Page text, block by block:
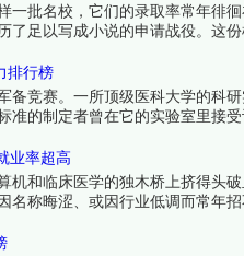
一批名校，它们的录取率常年徘
了足以写成小说的申请战役。这
安的世界名校。进入这些学府，
排行榜
备竞赛。一所顶级医科大学的科
准的制定者曾在它的实验室里接
被引学者密度四个维度上长期占
业率超高
机和临床医学的独木桥上挤得头
名称晦涩、或因行业低调而常年
、机会更多，这些学科的真正价